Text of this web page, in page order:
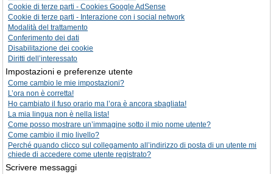
Cookie di terze parti - Cookies Google AdSense
Cookie di terze parti - Interazione con i social network
Modalità del trattamento
Conferimento dei dati
Disabilitazione dei cookie
Diritti dell’interessato
Impostazioni e preferenze utente
Come cambio le mie impostazioni?
L’ora non è corretta!
Ho cambiato il fuso orario ma l’ora è ancora sbagliata!
La mia lingua non è nella lista!
Come posso mostrare un’immagine sotto il mio nome utente?
Come cambio il mio livello?
Perché quando clicco sul collegamento all’indirizzo di posta di un utente mi
chiede di accedere come utente registrato?
Scrivere messaggi